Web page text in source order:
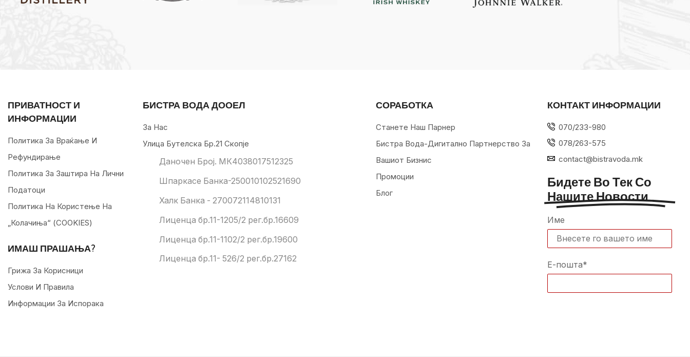
ПРИВАТНОСТ И
ИНФОРМАЦИИ
Политика За Враќање И
Рефундирање
Политика За Заштира На Лични
Податоци
Политика На Користење На
„колачиња“ (COOKIES)
ИМАШ ПРАШАЊА?
Грижа За Корисници
Услови И Правила
Информации За Испорака
БИСТРА ВОДА ДООЕЛ
За Нас
Улица Бутелска Бр.21 Скопје
Даночен Број. МК4038017512325
Шпаркасе Банка-250010102521690
Халк Банка - 270072114810131
Лиценца бр.11-1205/2 рег.бр.16609
Лиценца бр.11-1102/2 рег.бр.19600
Лиценца бр.11- 526/2 рег.бр.27162
СОРАБОТКА
Станете Наш Парнер
Бистра Вода-Дигитално Партнерство За
Вашиот Бизнис
Промоции
Блог
КОНТАКТ ИНФОРМАЦИИ
070/233-980
078/263-575
contact@bistravoda.mk
Бидете Во Тек Со
Нашите Новости
Име
Е-пошта*